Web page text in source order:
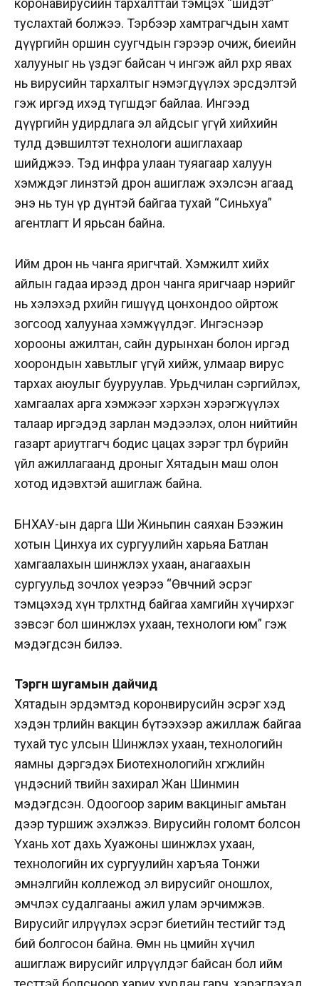
коронавирусийн тархалттай тэмцэх “шидэт”
туслахтай болжээ. Тэрбээр хамтрагчдын хамт
дүүргийн оршин суугчдын гэрээр очиж, биеийн
халууныг нь үздэг байсан ч ингэж айл өрхөөр явах
нь вирусийн тархалтыг нэмэгдүүлэх эрсдэлтэй
гэж иргэд ихэд түгшдэг байлаа. Ингээд
дүүргийн удирдлага эл айдсыг үгүй хийхийн
тулд дэвшилтэт технологи ашиглахаар
шийджээ. Тэд инфра улаан туяагаар халуун
хэмждэг линзтэй дрон ашиглаж эхэлсэн агаад
энэ нь тун үр дүнтэй байгаа тухай “Синьхуа”
агентлагт И ярьсан байна.
Ийм дрон нь чанга яригчтай. Хэмжилт хийх
айлын гадаа ирээд дрон чанга яригчаар нэрийг
нь хэлэхэд өрхийн гишүүд цонхондоо ойртож
зогсоод халуунаа хэмжүүлдэг. Ингэснээр
хорооны ажилтан, сайн дурынхан болон иргэд
хоорондын хавьтлыг үгүй хийж, улмаар вирус
тархах аюулыг бууруулав. Урьдчилан сэргийлэх,
хамгаалах арга хэмжээг хэрхэн хэрэгжүүлэх
талаар иргэдэд зарлан мэдээлэх, олон нийтийн
газарт ариутгагч бодис цацах зэрэг төрөл бүрийн
үйл ажиллагаанд дроныг Хятадын маш олон
хотод идэвхтэй ашиглаж байна.
БНХАУ-ын дарга Ши Жиньпин саяхан Бээжин
хотын Цинхуа их сургуулийн харьяа Батлан
хамгаалахын шинжлэх ухаан, анагаахын
сургуульд зочлох үеэрээ “Өвчний эсрэг
тэмцэхэд хүн төрөлхтөнд байгаа хамгийн хүчирхэг
зэвсэг бол шинжлэх ухаан, технологи юм” гэж
мэдэгдсэн билээ.
Тэргүүн шугамын дайчид
Хятадын эрдэмтэд коронвирусийн эсрэг хэд
хэдэн төрлийн вакцин бүтээхээр ажиллаж байгаа
тухай тус улсын Шинжлэх ухаан, технологийн
яамны дэргэдэх Биотехнологийн хөгжлийн
үндэсний төвийн захирал Жан Шинмин
мэдэгдсэн. Одоогоор зарим вакциныг амьтан
дээр туршиж эхэлжээ. Вирусийн голомт болсон
Үхань хот дахь Хуажоны шинжлэх ухаан,
технологийн их сургуулийн харъяа Тонжи
эмнэлгийн коллежод эл вирусийг оношлох,
эмчлэх судалгааны ажил улам эрчимжэв.
Вирусийг илрүүлэх эсрэг биетийн тестийг тэд
бий болгосон байна. Өмнө нь цөмийн хүчил
ашиглаж вирусийг илрүүлдэг байсан бол ийм